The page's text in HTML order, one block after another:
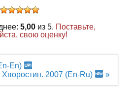
5,00из 5. Поставьте,
свою оценку!
En)
Хворостин. 2007 (En-Ru)
»